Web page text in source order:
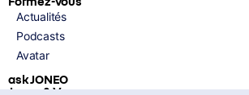
Actualités
Podcasts
Avatar
ask JONEO
Joneo & Vous